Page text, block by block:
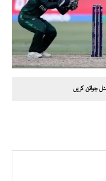
جوائن کریں